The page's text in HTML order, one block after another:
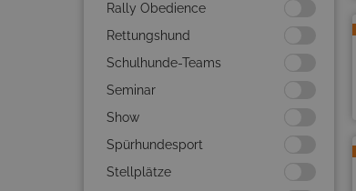
Rally Obedience
Rettungshund
Schulhunde-Teams
Seminar
Show
Spürhundesport
Stellplätze